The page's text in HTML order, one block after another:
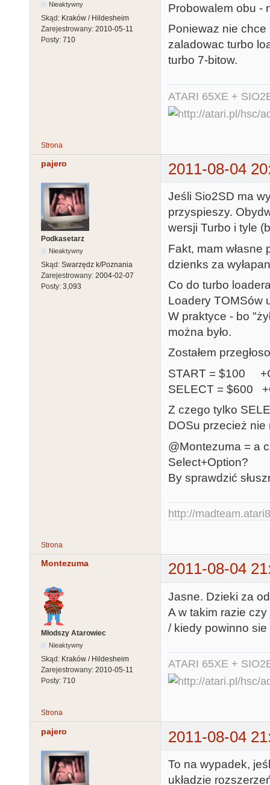
Nieaktywny
Skąd: Kraków / Hildesheim
Zarejestrowany: 2010-05-11
Posty: 710
Probowalem obu -
Poniewaz nie
zaladowac turbo
turbo 7-bitow.
ATARI 65XE +
Strona
pajero 2011-08-04
Podkasetarz
Nieaktywny
Skąd: Swarzędz k/Poznania
Zarejestrowany: 2004-02-07
Posty: 3,093
Jeśli Sio2SD ma
przyspieszy.
wersji Turbo i tyle
Fakt, mam własne
dzienks za
Co do turbo
Loadery TOMSów
W praktyce - bo
można było.
Zostałem
START = $100
SELECT = $600
Z czego tylko
DOSu przecież nie
@Montezuma = a
Select+Option?
By sprawdzić
http://
Strona
Montezuma 2011-08-04
Młodszy Atarowiec
Nieaktywny
Skąd: Kraków / Hildesheim
Zarejestrowany: 2010-05-11
Posty: 710
Jasne. Dzieki za
A w takim razie
/ kiedy powinno
ATARI 65XE +
Strona
pajero 2011-08-04
To na wypadek,
układzie